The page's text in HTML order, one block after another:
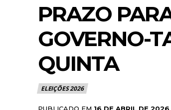
PRAZO
GOVERNO-
QUINTA
ELEIÇÕES 2026
PUBLICADO EM